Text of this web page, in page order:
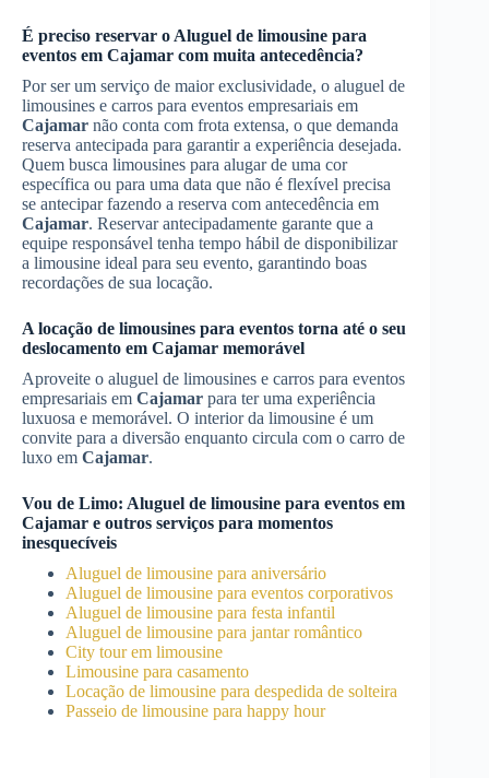
É preciso reservar o Aluguel de limousine para
eventos em Cajamar com muita antecedência?
Por ser um serviço de maior exclusividade, o aluguel de
limousines e carros para eventos empresariais em
Cajamar não conta com frota extensa, o que demanda
reserva antecipada para garantir a experiência desejada.
Quem busca limousines para alugar de uma cor
específica ou para uma data que não é flexível precisa
se antecipar fazendo a reserva com antecedência em
Cajamar. Reservar antecipadamente garante que a
equipe responsável tenha tempo hábil de disponibilizar
a limousine ideal para seu evento, garantindo boas
recordações de sua locação.
A locação de limousines para eventos torna até o seu
deslocamento em Cajamar memorável
Aproveite o aluguel de limousines e carros para eventos
empresariais em Cajamar para ter uma experiência
luxuosa e memorável. O interior da limousine é um
convite para a diversão enquanto circula com o carro de
luxo em Cajamar.
Vou de Limo: Aluguel de limousine para eventos em
Cajamar e outros serviços para momentos
inesquecíveis
Aluguel de limousine para aniversário
Aluguel de limousine para eventos corporativos
Aluguel de limousine para festa infantil
Aluguel de limousine para jantar romântico
City tour em limousine
Limousine para casamento
Locação de limousine para despedida de solteira
Passeio de limousine para happy hour